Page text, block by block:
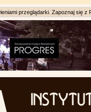
przeglądarki. Zapoznaj się z